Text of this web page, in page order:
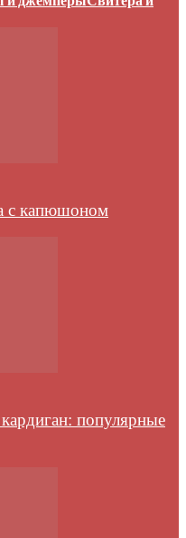
с капюшоном
популярные